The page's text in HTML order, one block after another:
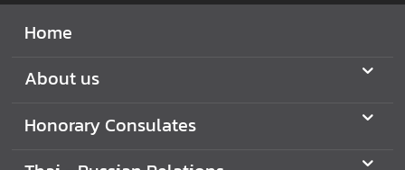
h
i
R
s
Home
About us
Honorary Consulates